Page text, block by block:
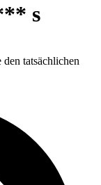
s
tatsächlichen